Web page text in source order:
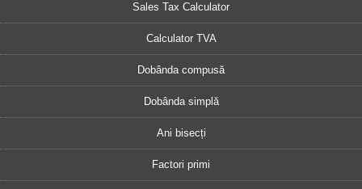
Sales Tax Calculator
Calculator TVA
Dobânda compusă
Dobânda simplă
Ani bisecți
Factori primi